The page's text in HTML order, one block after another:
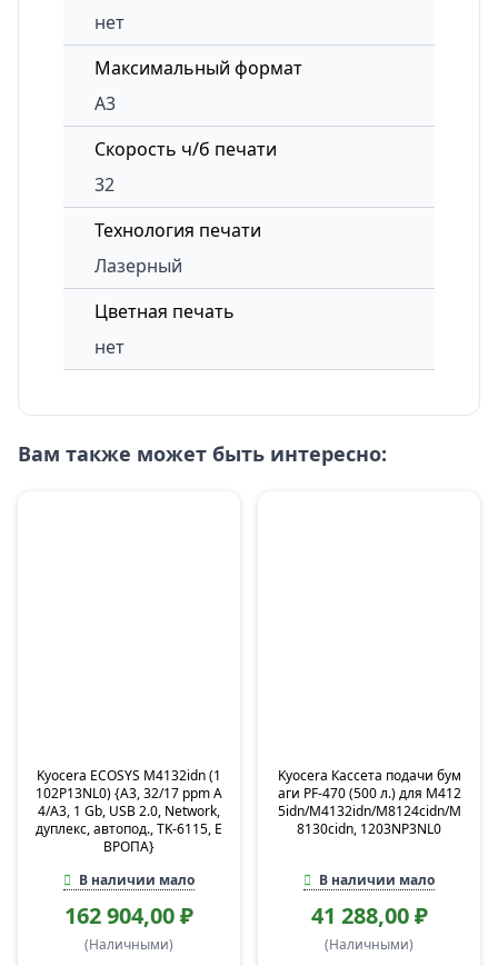
нет
Максимальный формат
A3
Скорость ч/б печати
32
Технология печати
Лазерный
Цветная печать
нет
Вам также может быть интересно:
Kyocera ECOSYS M4132idn (1
102P13NL0) {A3, 32/17 ppm A
4/A3, 1 Gb, USB 2.0, Network,
дуплекс, автопод., TK-6115, Е
ВРОПА}
В наличии мало
162 904,00 ₽
(Наличными)
Kyocera Кассета подачи бум
аги PF-470 (500 л.) для M412
5idn/M4132idn/M8124cidn/M
8130cidn, 1203NP3NL0
В наличии мало
41 288,00 ₽
(Наличными)